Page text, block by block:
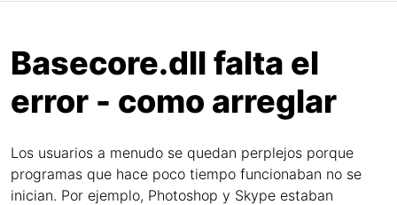
Basecore.dll falta el
error - como arreglar
Los usuarios a menudo se quedan perplejos porque
programas que hace poco tiempo funcionaban no se
inician. Por ejemplo, Photoshop y Skype estaban